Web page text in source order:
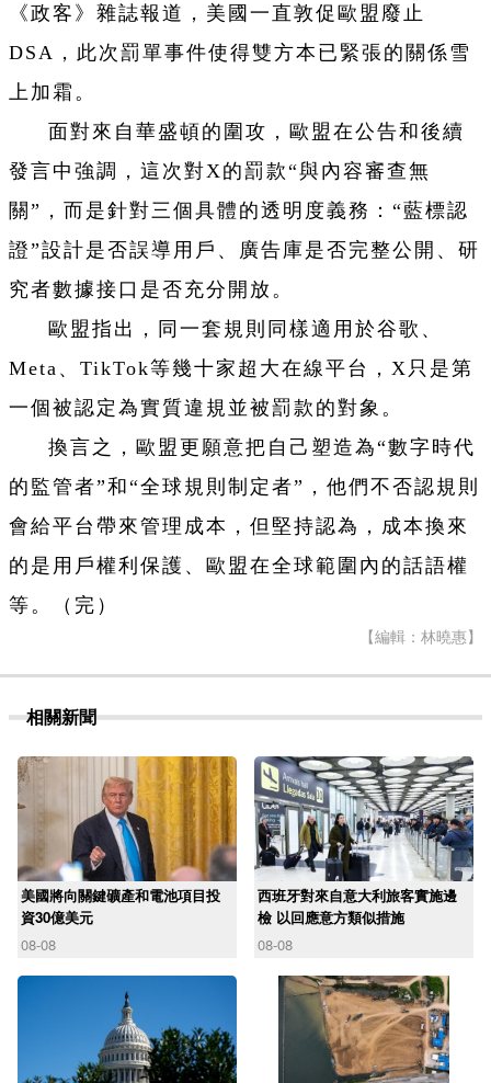
《政客》雜誌報道，美國一直敦促歐盟廢止
DSA，此次罰單事件使得雙方本已緊張的關係雪
上加霜。
面對來自華盛頓的圍攻，歐盟在公告和後續
發言中強調，這次對X的罰款“與內容審查無
關”，而是針對三個具體的透明度義務：“藍標認
證”設計是否誤導用戶、廣告庫是否完整公開、研
究者數據接口是否充分開放。
歐盟指出，同一套規則同樣適用於谷歌、
Meta、TikTok等幾十家超大在線平台，X只是第
一個被認定為實質違規並被罰款的對象。
換言之，歐盟更願意把自己塑造為“數字時代
的監管者”和“全球規則制定者”，他們不否認規則
會給平台帶來管理成本，但堅持認為，成本換來
的是用戶權利保護、歐盟在全球範圍內的話語權
等。（完）
【編輯：林曉惠】
相關新聞
美國將向關鍵礦產和電池項目投
資30億美元
08-08
西班牙對來自意大利旅客實施邊
檢 以回應意方類似措施
08-08